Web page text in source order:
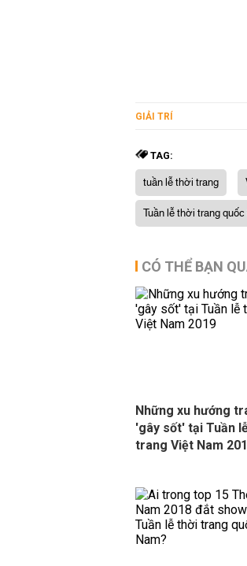
GIẢI TRÍ
TAG:
tuần lễ thời trang
Tuần lễ thời trang
CÓ THỂ BẠN
Những xu hướng
'gây sốt' tại Tuần
trang Việt Nam